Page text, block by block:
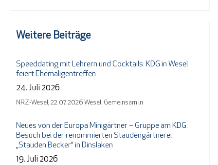
Weitere Beiträge
Speeddating mit Lehrern und Cocktails: KDG in Wesel
feiert Ehemaligentreffen
24. Juli 2026
NRZ-Wesel, 22.07.2026 Wesel. Gemeinsam in
Neues von der Europa Minigärtner – Gruppe am KDG:
Besuch bei der renommierten Staudengärtnerei
„Stauden Becker“ in Dinslaken
19. Juli 2026